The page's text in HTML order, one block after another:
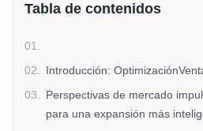
Tabla de contenidos
01
02
Introducción:
03
Perspectivas de mercado
para una expansión más